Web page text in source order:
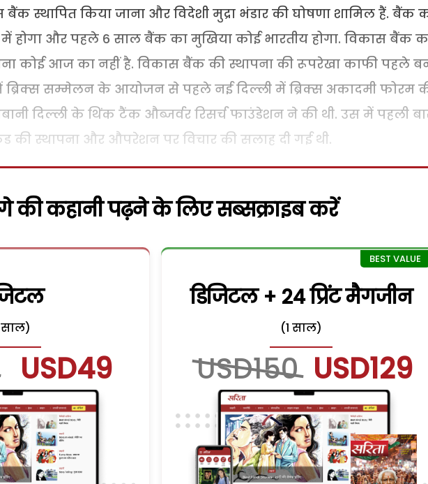
बैंक स्थापित किया जाना और विदेशी मुद्रा भंडार की घोषणा शामिल हैं. बैंक
होगा और पहले 6 साल बैंक का मुखिया कोई भारतीय होगा. विकास बैंक
कोई आज का नहीं है. विकास बैंक की स्थापना की रूपरेखा काफी पहले
ब्रिक्स सम्मेलन के आयोजन से पहले नई दिल्ली में ब्रिक्स अकादमी फोरम
दिल्ली के थिंक टैंक औब्जर्वर रिसर्च फाउंडेशन ने की थी. उस में पहली
की स्थापना और औपरेशन पर विचार की सलाह दी गई थी.
की कहानी पढ़ने के लिए सब्सक्राइब करें
साल)
USD49
डिजिटल + 24 प्रिंट मैगजीन
(1 साल)
USD150 USD129